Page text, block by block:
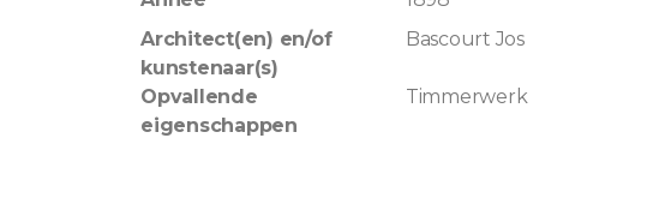
Architect(en) en/of
kunstenaar(s)
Bascourt Jos
Opvallende
eigenschappen
Timmerwerk